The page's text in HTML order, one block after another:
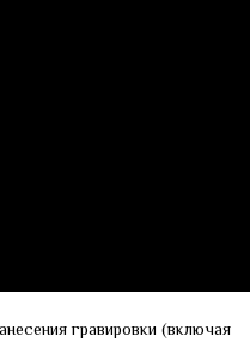
гравировки (включая